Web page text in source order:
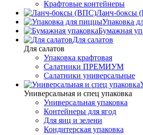
Крафтовые контейнеры
Ланч-боксы
Упаковка
Бумажная
Для салатов
Для салатов
Упаковка крафтовая
Салатники ПРЕМИУМ
Салатники универсальные
Универсальная и спец упаковка
Универсальная упаковка
Контейнеры для ягод
Для яиц и зелени
Кондитерская упаковка